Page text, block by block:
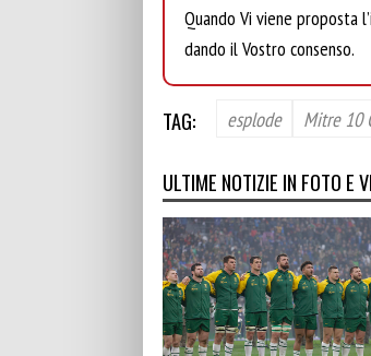
Quando Vi viene proposta
dando il Vostro consenso.
TAG: esplode Mitre 10
ULTIME NOTIZIE IN FOTO E